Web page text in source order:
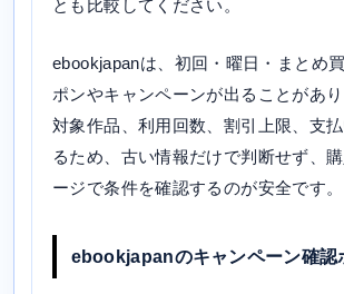
とも比較してください。
ebookjapanは、初回・曜日・まとめ
ポンやキャンペーンが出ることがあ
対象作品、利用回数、割引上限、支
るため、古い情報だけで判断せず、
ージで条件を確認するのが安全です。
ebookjapanのキャンペーン確認